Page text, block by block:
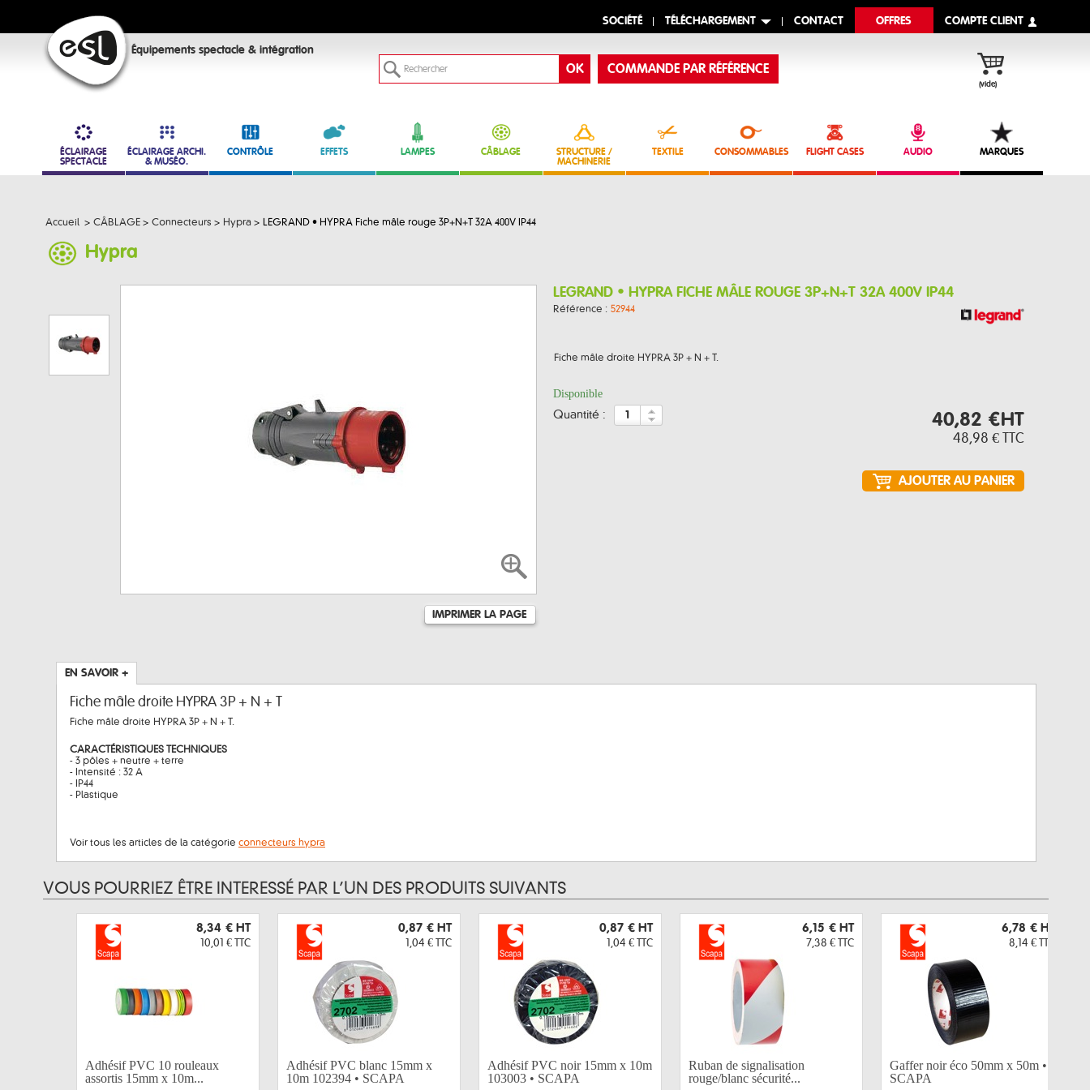
SOCIÉTÉ TÉLÉCHARGEMENT CONTACT OFFRES COMPTE CLIENT
Équipements spectacle & intégration
(vide)
COMMANDE PAR RÉFÉRENCE
ÉCLAIRAGE
SPECTACLE
ÉCLAIRAGE ARCHI.
& MUSÉO.
CONTRÔLE EFFETS LAMPES CÂBLAGE
STRUCTURE /
MACHINERIE
TEXTILE CONSOMMABLES FLIGHT CASES AUDIO MARQUES
Accueil > CÂBLAGE > Connecteurs > Hypra > LEGRAND • HYPRA Fiche mâle rouge 3P+N+T 32A 400V IP44
Hypra
IMPRIMER LA PAGE
LEGRAND • HYPRA FICHE MÂLE ROUGE 3P+N+T 32A 400V IP44
Référence : 52944
Fiche mâle droite HYPRA 3P + N + T.
Disponible
quantité : 40,82 €HT
48,98 € TTC
EN SAVOIR +
Fiche mâle droite HYPRA 3P + N + T
Fiche mâle droite HYPRA 3P + N + T.
CARACTÉRISTIQUES TECHNIQUES
- 3 pôles + neutre + terre
- Intensité : 32 A
- IP44
- Plastique
Voir tous les articles de la catégorie connecteurs hypra
VOUS POURRIEZ ÊTRE INTERESSÉ PAR L’UN DES PRODUITS SUIVANTS
8,34 € HT
10,01 € TTC
Adhésif PVC 10 rouleaux
assortis 15mm x 10m...
0,87 € HT
1,04 € TTC
Adhésif PVC blanc 15mm x
10m 102394 • SCAPA
0,87 € HT
1,04 € TTC
Adhésif PVC noir 15mm x 10m
103003 • SCAPA
6,15 € HT
7,38 € TTC
Ruban de signalisation
rouge/blanc sécurité...
6,78 € HT
8,14 € TTC
Gaffer noir éco 50mm x 50m •
SCAPA